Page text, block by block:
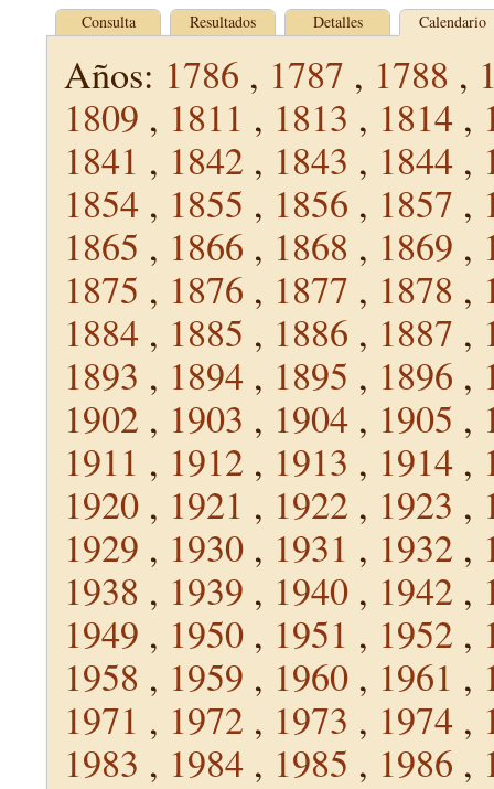
Consulta Resultados Detalles Calendario
Años: 1786 , 1787 , 1788 ,
1809 , 1811 , 1813 , 1814 ,
1841 , 1842 , 1843 , 1844 ,
1854 , 1855 , 1856 , 1857 ,
1865 , 1866 , 1868 , 1869 ,
1875 , 1876 , 1877 , 1878 ,
1884 , 1885 , 1886 , 1887 ,
1893 , 1894 , 1895 , 1896 ,
1902 , 1903 , 1904 , 1905 ,
1911 , 1912 , 1913 , 1914 ,
1920 , 1921 , 1922 , 1923 ,
1929 , 1930 , 1931 , 1932 ,
1938 , 1939 , 1940 , 1942 ,
1949 , 1950 , 1951 , 1952 ,
1958 , 1959 , 1960 , 1961 ,
1971 , 1972 , 1973 , 1974 ,
1983 , 1984 , 1985 , 1986 ,